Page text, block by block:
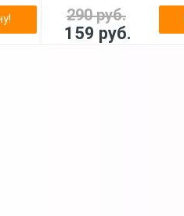
290 руб.
159 руб.